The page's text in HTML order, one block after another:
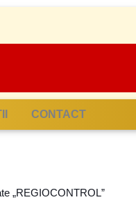
CONTACT
„REGIOCONTROL”